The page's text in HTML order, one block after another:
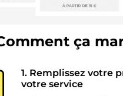
ça
1. Remplissez votre
votre service